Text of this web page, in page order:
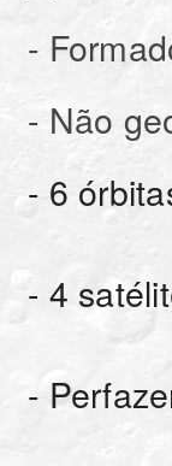
-
- Não
- 6
- 4
-